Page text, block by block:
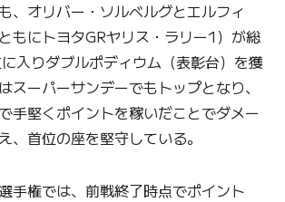
、オリバー・ソルベルグとエルフィ
もにトヨタGRヤリス・ラリー1）が総
入りダブルポディウム（表彰台）を獲
スーパーサンデーでもトップとなり、
手堅くポイントを稼いだことでダメー
、首位の座を堅守している。
手権では、前戦終了時点でポイント